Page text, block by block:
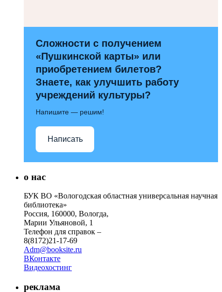
Сложности с получением
«Пушкинской карты» или
приобретением билетов?
Знаете, как улучшить работу
учреждений культуры?
Напишите — решим!
Написать
о нас
БУК ВО «Вологодская областная универсальная научная
библиотека»
Россия, 160000, Вологда,
Марии Ульяновой, 1
Телефон для справок –
8(8172)21-17-69
Adm@booksite.ru
ВКонтакте
Видеохостинг
реклама